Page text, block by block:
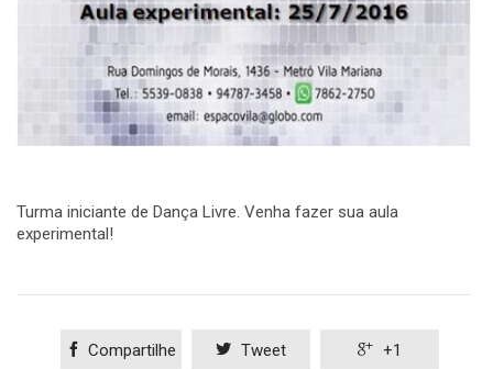
Turma iniciante de Dança Livre. Venha fazer sua aula
experimental!
 Compartilhe  Tweet  +1